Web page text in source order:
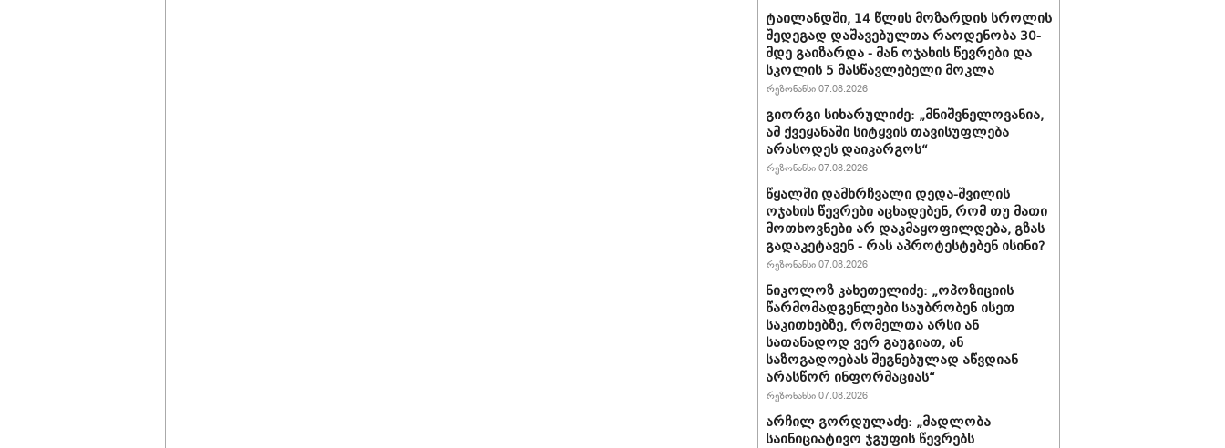
ტაილანდში, 14 წლის მოზარდის სროლის
შედეგად დაშავებულთა რაოდენობა 30-
მდე გაიზარდა - მან ოჯახის წევრები და
სკოლის 5 მასწავლებელი მოკლა
რეზონანსი 07.08.2026
გიორგი სიხარულიძე: „მნიშვნელოვანია,
ამ ქვეყანაში სიტყვის თავისუფლება
არასოდეს დაიკარგოს“
რეზონანსი 07.08.2026
წყალში დამხრჩვალი დედა-შვილის
ოჯახის წევრები აცხადებენ, რომ თუ მათი
მოთხოვნები არ დაკმაყოფილდება, გზას
გადაკეტავენ - რას აპროტესტებენ ისინი?
რეზონანსი 07.08.2026
ნიკოლოზ კახეთელიძე: „ოპოზიციის
წარმომადგენლები საუბრობენ ისეთ
საკითხებზე, რომელთა არსი ან
სათანადოდ ვერ გაუგიათ, ან
საზოგადოებას შეგნებულად აწვდიან
არასწორ ინფორმაციას“
რეზონანსი 07.08.2026
არჩილ გორდულაძე: „მადლობა
საინიციატივო ჯგუფის წევრებს